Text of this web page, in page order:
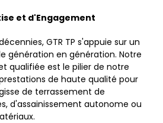
et d'Engagement
GTR TP s'appuie sur un
génération en génération. Notre
qualifiée est le pilier de notre
de haute qualité pour
de terrassement de
d'assainissement autonome ou